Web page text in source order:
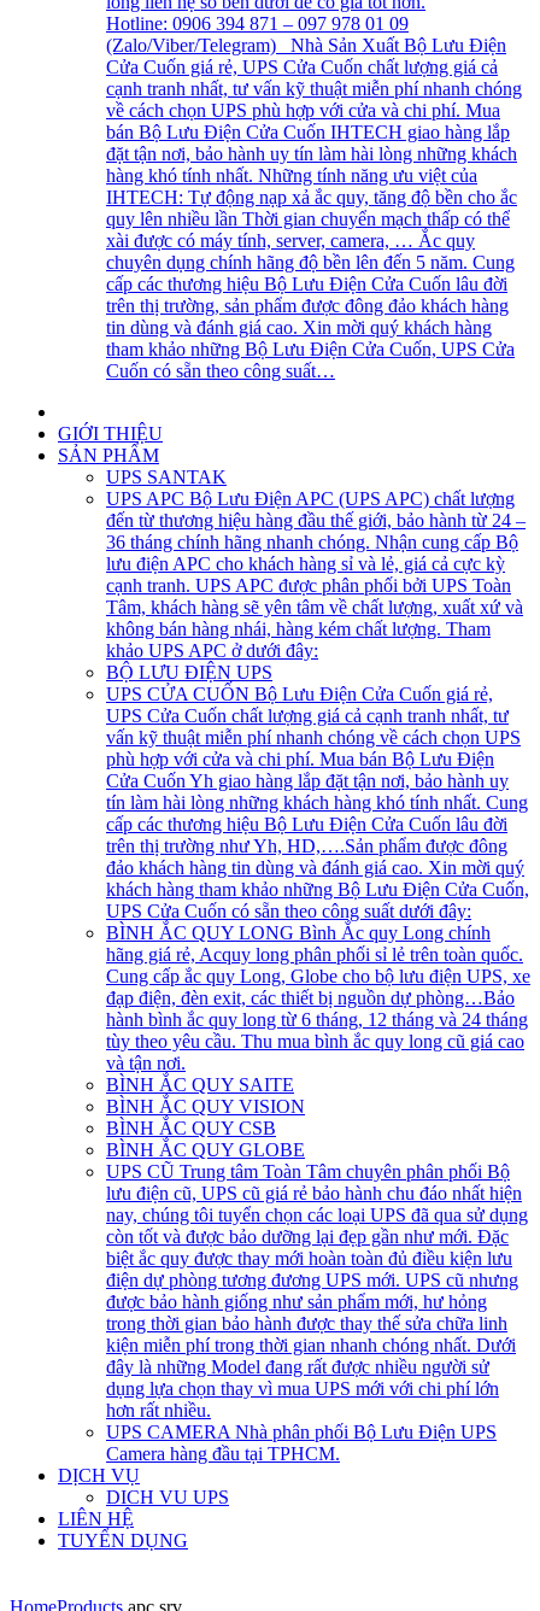
Hotline: 0906 394 871 – 097 978 01 09
(Zalo/Viber/Telegram) Nhà Sản Xuất Bộ Lưu Điện
Cửa Cuốn giá rẻ, UPS Cửa Cuốn chất lượng giá cả
cạnh tranh nhất, tư vấn kỹ thuật miễn phí nhanh chóng
về cách chọn UPS phù hợp với cửa và chi phí. Mua
bán Bộ Lưu Điện Cửa Cuốn IHTECH giao hàng lắp
đặt tận nơi, bảo hành uy tín làm hài lòng những khách
hàng khó tính nhất. Những tính năng ưu việt của
IHTECH: Tự động nạp xả ắc quy, tăng độ bền cho ắc
quy lên nhiều lần Thời gian chuyển mạch thấp có thể
xài được có máy tính, server, camera, … Ắc quy
chuyên dụng chính hãng độ bền lên đến 5 năm. Cung
cấp các thương hiệu Bộ Lưu Điện Cửa Cuốn lâu đời
trên thị trường, sản phẩm được đông đảo khách hàng
tin dùng và đánh giá cao. Xin mời quý khách hàng
tham khảo những Bộ Lưu Điện Cửa Cuốn, UPS Cửa
Cuốn có sẵn theo công suất…
GIỚI THIỆU
SẢN PHẨM
UPS SANTAK
UPS APC Bộ Lưu Điện APC (UPS APC) chất lượng
đến từ thương hiệu hàng đầu thế giới, bảo hành từ 24 –
36 tháng chính hãng nhanh chóng. Nhận cung cấp Bộ
lưu điện APC cho khách hàng sỉ và lẻ, giá cả cực kỳ
cạnh tranh. UPS APC được phân phối bởi UPS Toàn
Tâm, khách hàng sẽ yên tâm về chất lượng, xuất xứ và
không bán hàng nhái, hàng kém chất lượng. Tham
khảo UPS APC ở dưới đây:
BỘ LƯU ĐIỆN UPS
UPS CỬA CUỐN Bộ Lưu Điện Cửa Cuốn giá rẻ,
UPS Cửa Cuốn chất lượng giá cả cạnh tranh nhất, tư
vấn kỹ thuật miễn phí nhanh chóng về cách chọn UPS
phù hợp với cửa và chi phí. Mua bán Bộ Lưu Điện
Cửa Cuốn Yh giao hàng lắp đặt tận nơi, bảo hành uy
tín làm hài lòng những khách hàng khó tính nhất. Cung
cấp các thương hiệu Bộ Lưu Điện Cửa Cuốn lâu đời
trên thị trường như Yh, HD,….Sản phẩm được đông
đảo khách hàng tin dùng và đánh giá cao. Xin mời quý
khách hàng tham khảo những Bộ Lưu Điện Cửa Cuốn,
UPS Cửa Cuốn có sẵn theo công suất dưới đây:
BÌNH ẮC QUY LONG Bình Ắc quy Long chính
hãng giá rẻ, Acquy long phân phối sỉ lẻ trên toàn quốc.
Cung cấp ắc quy Long, Globe cho bộ lưu điện UPS, xe
đạp điện, đèn exit, các thiết bị nguồn dự phòng…Bảo
hành bình ắc quy long từ 6 tháng, 12 tháng và 24 tháng
tùy theo yêu cầu. Thu mua bình ắc quy long cũ giá cao
và tận nơi.
BÌNH ẮC QUY SAITE
BÌNH ẮC QUY VISION
BÌNH ẮC QUY CSB
BÌNH ẮC QUY GLOBE
UPS CŨ Trung tâm Toàn Tâm chuyên phân phối Bộ
lưu điện cũ, UPS cũ giá rẻ bảo hành chu đáo nhất hiện
nay, chúng tôi tuyển chọn các loại UPS đã qua sử dụng
còn tốt và được bảo dưỡng lại đẹp gần như mới. Đặc
biệt ắc quy được thay mới hoàn toàn đủ điều kiện lưu
điện dự phòng tương đương UPS mới. UPS cũ nhưng
được bảo hành giống như sản phẩm mới, hư hỏng
trong thời gian bảo hành được thay thế sửa chữa linh
kiện miễn phí trong thời gian nhanh chóng nhất. Dưới
đây là những Model đang rất được nhiều người sử
dụng lựa chọn thay vì mua UPS mới với chi phí lớn
hơn rất nhiều.
UPS CAMERA Nhà phân phối Bộ Lưu Điện UPS
Camera hàng đầu tại TPHCM.
DỊCH VỤ
DICH VU UPS
LIÊN HỆ
TUYỂN DỤNG
HomeProducts apc srv